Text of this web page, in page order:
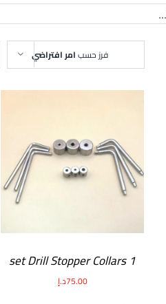
فرز حسبامر افتراضي
1 set Drill Stopper Collars
75.00د.إ